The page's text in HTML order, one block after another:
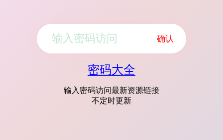
确认
密码大全
输入密码访问最新资源链接
不定时更新